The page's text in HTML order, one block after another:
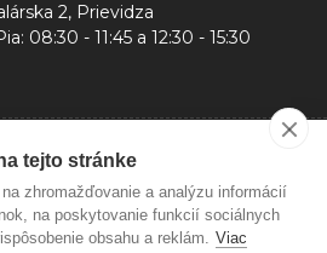
tejto stránke
zhromažďovanie a analýzu informácií
na poskytovanie funkcií sociálnych
obsahu a reklám. Viac
2, Prievidza
08:30 - 11:45 a 12:30 - 15:30